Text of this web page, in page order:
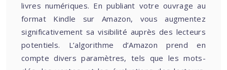
livres numériques. En publiant votre ouvrage au
format Kindle sur Amazon, vous augmentez
significativement sa visibilité auprès des lecteurs
potentiels. L’algorithme d’Amazon prend en
compte divers paramètres, tels que les mots-